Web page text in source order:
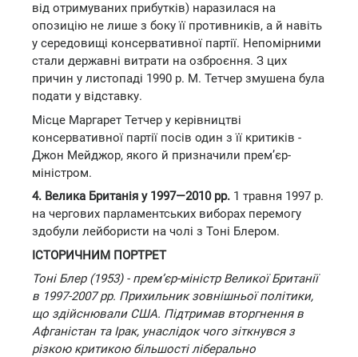
від отримуваних прибутків) наразилася на
опозицію не лише з боку її противників, а й навіть
у середовищі консервативної партії. Непомірними
стали державні витрати на озброєння. З цих
причин у листопаді 1990 р. М. Тетчер змушена була
подати у відставку.
Місце Маргарет Тетчер у керівництві
консервативної партії посів один з її критиків -
Джон Мейджор, якого й призначили прем’єр-
міністром.
4. Велика Британія у 1997—2010 рр. 1 травня 1997 р.
на чергових парламентських виборах перемогу
здобули лейбористи на чолі з Тоні Блером.
ІСТОРИЧНИМ ПОРТРЕТ
Тоні Блер (1953) - прем’єр-міністр Великої Британії
в 1997-2007 рр. Прихильник зовнішньої політики,
що здійснювали США. Підтримав вторгнення в
Афганістан та Ірак, унаслідок чого зіткнувся з
різкою критикою більшості ліберально